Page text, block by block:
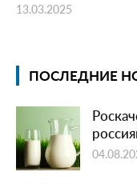
13.03.2025
ПОСЛЕДНИЕ